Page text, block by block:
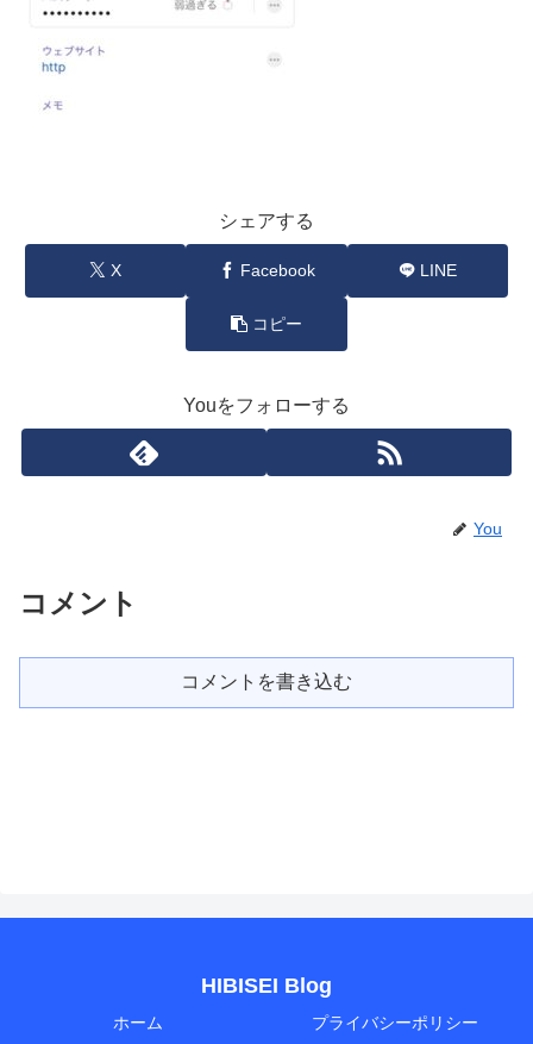
シェアする
X Facebook LINE
コピー
Youをフォローする
You
コメント
コメントを書き込む
HIBISEI Blog
ホーム プライバシーポリシー